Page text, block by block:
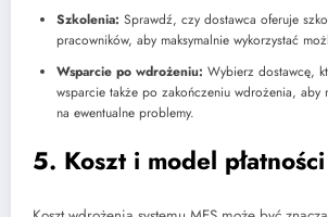
Szkolenia: Sprawdź, czy dostawca oferuje
pracowników, aby maksymalnie wykorzystać
Wsparcie po wdrożeniu: Wybierz dostawcę,
wsparcie także po zakończeniu wdrożenia, aby
na ewentualne problemy.
5. Koszt i model płatności